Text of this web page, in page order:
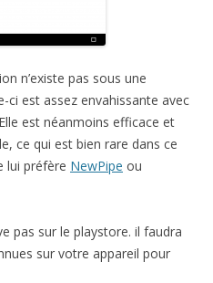
n’existe pas sous une
ci est assez envahissante avec
est néanmoins efficace et
ce qui est bien rare dans ce
lui préfère NewPipe ou
pas sur le playstore. il faudra
sur votre appareil pour